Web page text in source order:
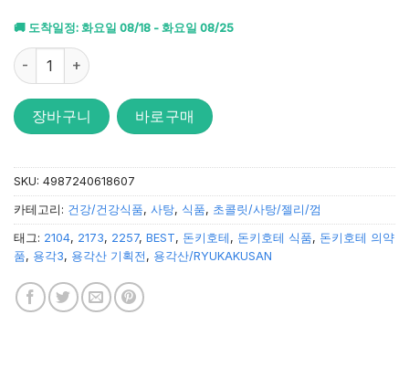
🚚 도착일정: 화요일 08/18 - 화요일 08/25
용각산 목캔디 88g 수량
장바구니 바로구매
SKU: 4987240618607
카테고리: 건강/건강식품, 사탕, 식품, 초콜릿/사탕/젤리/껌
태그: 2104, 2173, 2257, BEST, 돈키호테 , 돈키호테 식품, 돈키호테 의약
품, 용각3, 용각산 기획전 , 용각산/RYUKAKUSAN